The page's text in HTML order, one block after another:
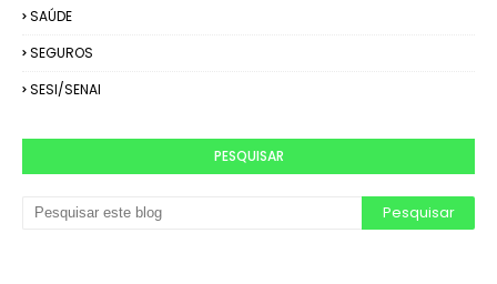
SAÚDE
SEGUROS
SESI/SENAI
PESQUISAR